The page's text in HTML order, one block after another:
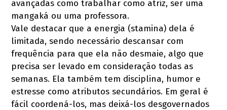
avançadas como trabalhar como atriz, ser uma
mangaká ou uma professora.
Vale destacar que a energia (stamina) dela é
limitada, sendo necessário descansar com
frequência para que ela não desmaie, algo que
precisa ser levado em consideração todas as
semanas. Ela também tem disciplina, humor e
estresse como atributos secundários. Em geral é
fácil coordená-los, mas deixá-los desgovernados